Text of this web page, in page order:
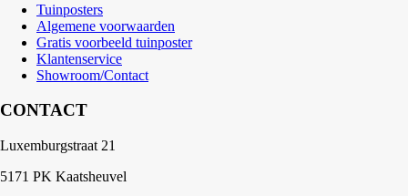
Tuinposters
Algemene voorwaarden
Gratis voorbeeld tuinposter
Klantenservice
Showroom/Contact
CONTACT
Luxemburgstraat 21
5171 PK Kaatsheuvel